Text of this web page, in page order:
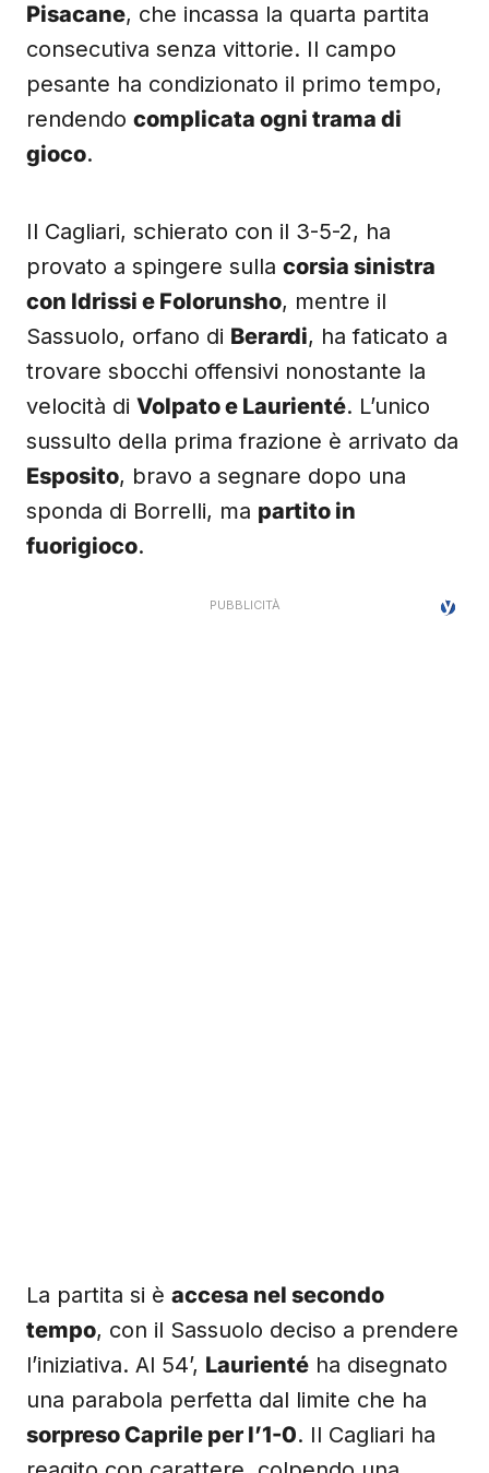
Pisacane, che incassa la quarta partita
consecutiva senza vittorie. Il campo
pesante ha condizionato il primo tempo,
rendendo complicata ogni trama di
gioco.
Il Cagliari, schierato con il 3-5-2, ha
provato a spingere sulla corsia sinistra
con Idrissi e Folorunsho, mentre il
Sassuolo, orfano di Berardi, ha faticato a
trovare sbocchi offensivi nonostante la
velocità di Volpato e Laurienté. L’unico
sussulto della prima frazione è arrivato da
Esposito, bravo a segnare dopo una
sponda di Borrelli, ma partito in
fuorigioco.
La partita si è accesa nel secondo
tempo, con il Sassuolo deciso a prendere
l’iniziativa. Al 54’, Laurienté ha disegnato
una parabola perfetta dal limite che ha
sorpreso Caprile per l’1-0. Il Cagliari ha